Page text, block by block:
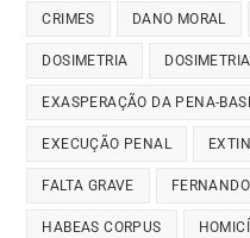
CRIMES DANO MORAL
DOSIMETRIA
EXASPERAÇÃO DA PENA-
EXECUÇÃO PENAL
FALTA GRAVE
HABEAS CORPUS